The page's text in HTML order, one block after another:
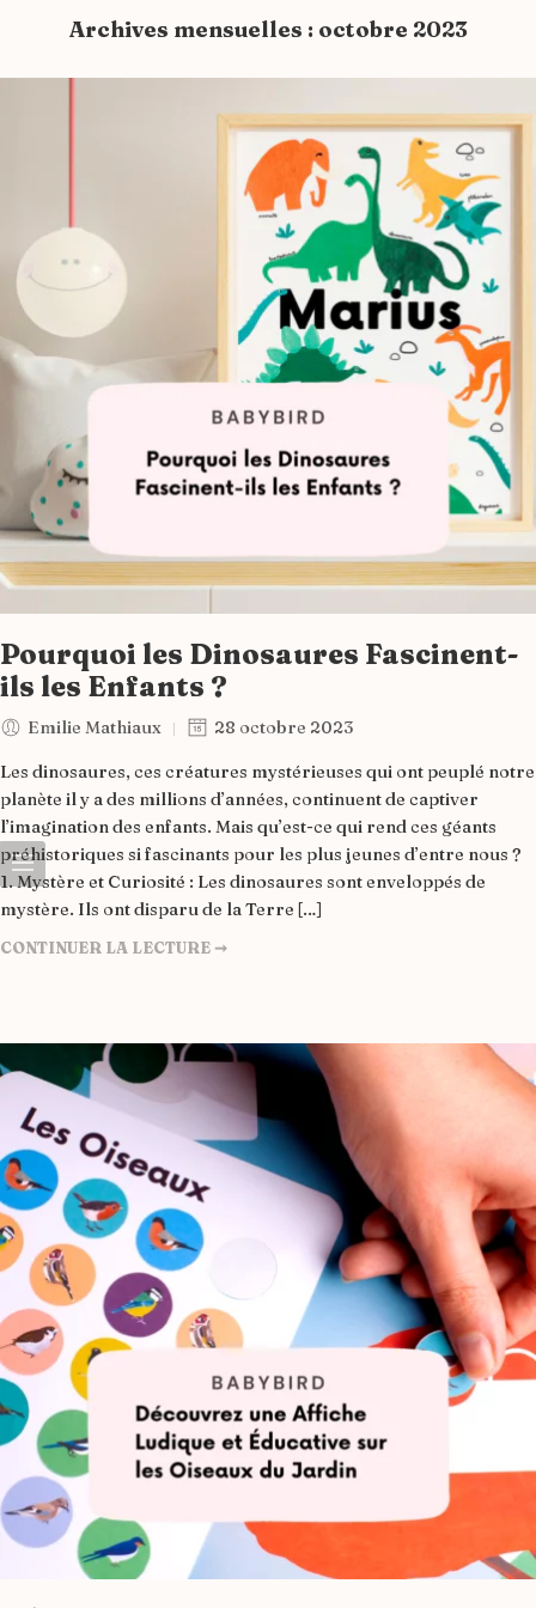
Archives mensuelles : octobre 2023
Pourquoi les Dinosaures Fascinent-
ils les Enfants ?
Emilie Mathiaux 28 octobre 2023
Les dinosaures, ces créatures mystérieuses qui ont peuplé notre
planète il y a des millions d’années, continuent de captiver
l’imagination des enfants. Mais qu’est-ce qui rend ces géants
préhistoriques si fascinants pour les plus jeunes d’entre nous ?
1. Mystère et Curiosité : Les dinosaures sont enveloppés de
mystère. Ils ont disparu de la Terre […]
CONTINUER LA LECTURE ➞